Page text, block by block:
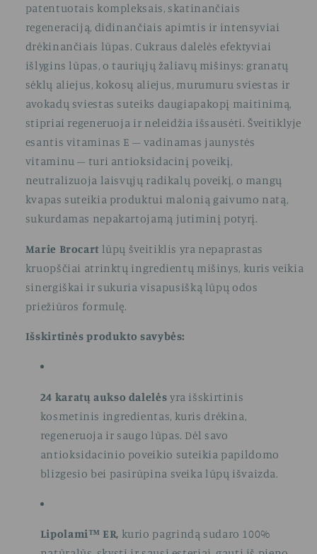
patentuotais kompleksais, skatinančiais
regeneraciją, didinančiais apimtis ir intensyviai
drėkinančiais lūpas. Cukraus dalelės efektyviai
išlygins lūpas, o tauriųjų žaliavų mišinys: granatų
sėklų aliejus, kokosų aliejus, murumuru sviestas ir
avokadų sviestas suteiks daugiapakopį maitinimą,
stipriai regeneruoja ir neleidžia išsausėti. Šveitiklyje
esantis vitaminas E – vadinamas jaunystės
vitaminu – turi antioksidacinį poveikį,
neutralizuoja laisvųjų radikalų poveikį, o mangų
kvapas suteikia produktui malonią gaivumo natą,
sukurdamas nepakartojamą jutiminį potyrį.
Marie Brocart lūpų šveitiklis yra nepaprastas
kruopščiai atrinktų ingredientų mišinys, kuris veikia
sinergiškai ir sukuria visapusišką lūpų odos
priežiūros formulę.
Išskirtinės produkto savybės:
24 karatų aukso dalelės yra išskirtinis
kosmetinis ingredientas, kuris drėkina,
regeneruoja ir saugo lūpas. Dėl savo
antioksidacinio poveikio suteikia papildomo
blizgesio bei pasirūpina sveika lūpų išvaizda.
Lipolami™ ER, kurio pagrindą sudaro 100%